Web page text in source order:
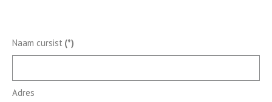
Naam cursist (*)
Adres